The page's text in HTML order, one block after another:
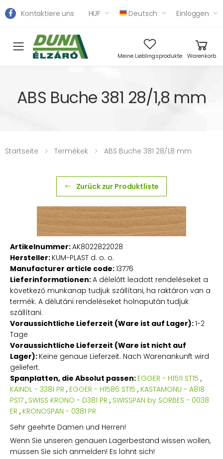
Kontaktiere uns HUF Deutsch Einloggen
Toggle mobile menu
Meine Lieblingsprodukte Warenkorb
ABS Buche 381 28/1,8 mm
Startseite Termékek ABS Buche 381 28/1,8 mm
Zurück zur Produktliste
Artikelnummer:AK8022822028
Hersteller: KUM-PLAST d. o. o.
Manufacturer article code:13776
Lieferinformationen:A délelőtt leadott rendeléseket a
következő munkanap tudjuk szállítani, ha raktáron van a
termék. A délutáni rendeléseket holnapután tudjuk
szállítani.
Voraussichtliche Lieferzeit (Ware ist auf Lager):1-2
Tage
Voraussichtliche Lieferzeit (Ware ist nicht auf
Lager): Keine genaue Lieferzeit. Nach Warenankunft wird
geliefert.
Spanplatten, die Absolut passen: EGGER - H1511 ST15 ,
KAINDL - 3381 PR , EGGER - H1586 ST15 , KASTAMONU - A818
PS17 , SWISS KRONO - D381 PR , SWISSPAN by SORBES - 0038
ER , KRONOSPAN - 0381 PR
Sehr geehrte Damen und Herren!
Wenn Sie unseren genauen Lagerbestand wissen wollen,
müssen Sie sich anmelden! Es lohnt sich!